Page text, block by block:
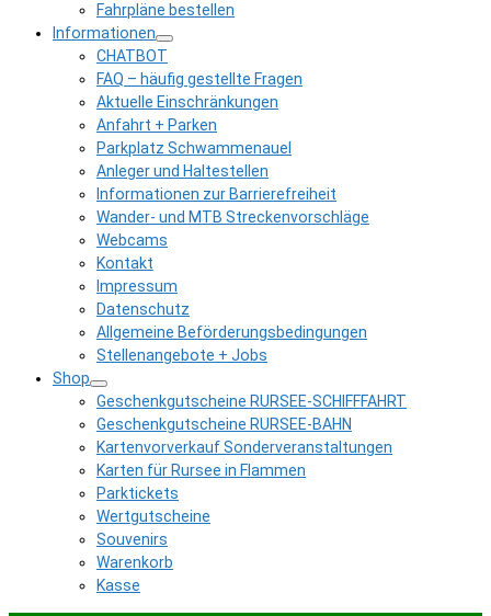
Fahrpläne bestellen
Informationen
CHATBOT
FAQ – häufig gestellte Fragen
Aktuelle Einschränkungen
Anfahrt + Parken
Parkplatz Schwammenauel
Anleger und Haltestellen
Informationen zur Barrierefreiheit
Wander- und MTB Streckenvorschläge
Webcams
Kontakt
Impressum
Datenschutz
Allgemeine Beförderungsbedingungen
Stellenangebote + Jobs
Shop
Geschenkgutscheine RURSEE-SCHIFFFAHRT
Geschenkgutscheine RURSEE-BAHN
Kartenvorverkauf Sonderveranstaltungen
Karten für Rursee in Flammen
Parktickets
Wertgutscheine
Souvenirs
Warenkorb
Kasse